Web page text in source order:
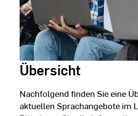
Übersicht
Nachfolgend finden Sie eine
aktuellen Sprachangebote im